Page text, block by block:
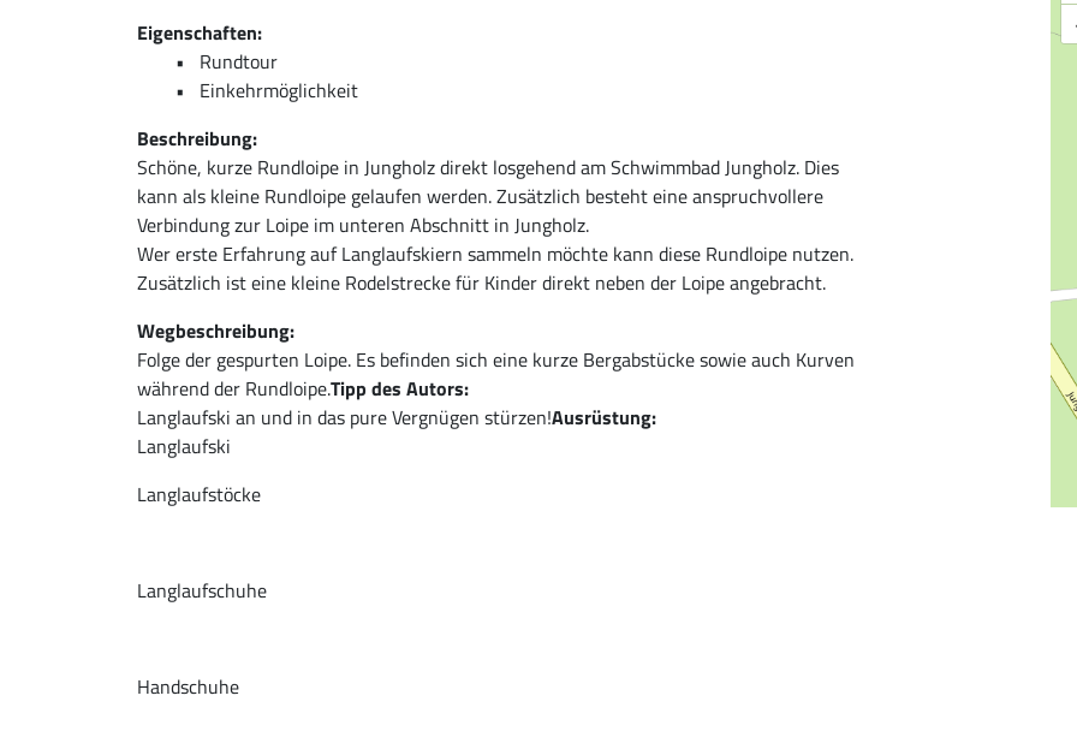
Eigenschaften:
Rundtour
Einkehrmöglichkeit
Beschreibung:
Schöne, kurze Rundloipe in Jungholz direkt losgehend am Schwimmbad Jungholz. Dies
kann als kleine Rundloipe gelaufen werden. Zusätzlich besteht eine anspruchvollere
Verbindung zur Loipe im unteren Abschnitt in Jungholz.
Wer erste Erfahrung auf Langlaufskiern sammeln möchte kann diese Rundloipe nutzen.
Zusätzlich ist eine kleine Rodelstrecke für Kinder direkt neben der Loipe angebracht.
Wegbeschreibung:
Folge der gespurten Loipe. Es befinden sich eine kurze Bergabstücke sowie auch Kurven
während der Rundloipe.Tipp des Autors:
Langlaufski an und in das pure Vergnügen stürzen!Ausrüstung:
Langlaufski
Langlaufstöcke
Langlaufschuhe
Handschuhe